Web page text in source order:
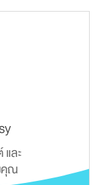
ละ
คุณ